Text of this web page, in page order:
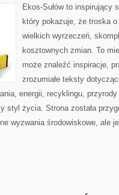
Ekos-Sułów to inspirujący
który pokazuje, że troska
wielkich wyrzeczeń,
kosztownych zmian. To
może znaleźć inspiracje,
zrozumiałe teksty
energii, recyklingu,
styl życia. Strona została
wyzwania środowiskowe, ale